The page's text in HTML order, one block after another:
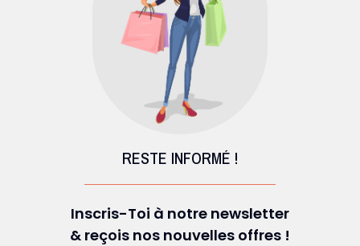
RESTE INFORMÉ !
Inscris-Toi à notre newsletter
& reçois nos nouvelles offres !